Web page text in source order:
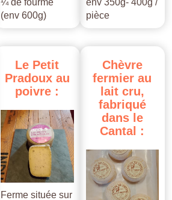
¼ de fourme
(env 600g)
env 350g- 400g /
pièce
Le Petit
Pradoux au
poivre :
Ferme située sur
Chèvre
fermier au
lait cru,
fabriqué
dans le
Cantal :